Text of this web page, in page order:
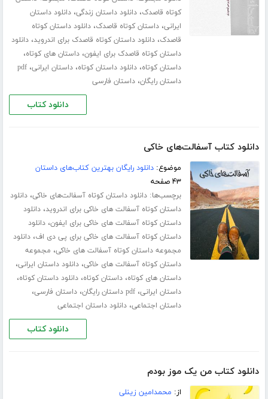
کوتاه قاصدک،دانلود داستان زندگی،دانلود داستان
ایرانی،داستان کوتاه قاصدک،دانلود داستان کوتاه
قاصدک،دانلود داستان کوتاه قاصدک برای اندروید،دانلود
داستان کوتاه قاصدک برای ایفون،داستان های کوتاه،
داستان کوتاه،دانلود داستان کوتاه،داستان ایرانی،pdf
داستان رایگان،داستان فارسی
دانلود کتاب
دانلود کتاب آسفالت‌های خاکی
موضوع:دانلود رایگان بهترین کتاب‌های داستان
۴۳ صفحه
برچسب‌ها:دانلود داستان کوتاه آسفالت‌های خاکی،دانلود
داستان کوتاه آسفالت های خاکی برای اندروید،دانلود
داستان کوتاه آسفالت های خاکی برای ایفون،دانلود
داستان کوتاه آسفالت های خاکی برای پی دی اف،دانلود
مجموعه داستان کوتاه آسفالت های خاکی، مجموعه
داستان کوتاه آسفالت های خاکی،دانلود داستان ایرانی،
داستان های کوتاه،داستان کوتاه،دانلود داستان کوتاه،
داستان ایرانی،pdf داستان رایگان ،داستان فارسی،
داستان اجتماعی،دانلود داستان اجتماعی
دانلود کتاب
دانلود کتاب من یک موز بودم
از: محمدامین زینلی